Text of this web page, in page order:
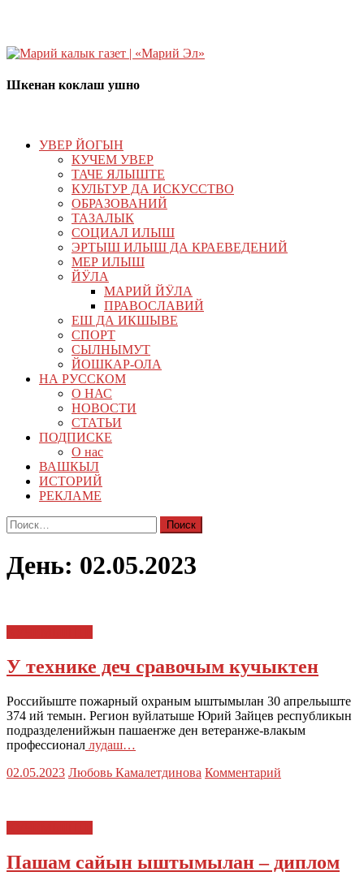
Шкенан коклаш ушно
УВЕР ЙОГЫН
КУЧЕМ УВЕР
ТАЧЕ ЯЛЫШТЕ
КУЛЬТУР ДА ИСКУССТВО
ОБРАЗОВАНИЙ
ТАЗАЛЫК
СОЦИАЛ ИЛЫШ
ЭРТЫШ ИЛЫШ ДА КРАЕВЕДЕНИЙ
МЕР ИЛЫШ
ЙӰЛА
МАРИЙ ЙӰЛА
ПРАВОСЛАВИЙ
ЕШ ДА ИКШЫВЕ
СПОРТ
СЫЛНЫМУТ
ЙОШКАР-ОЛА
НА РУССКОМ
О НАС
НОВОСТИ
СТАТЬИ
ПОДПИСКЕ
О нас
ВАШКЫЛ
ИСТОРИЙ
РЕКЛАМЕ
Найти:
День: 02.05.2023
У технике деч сравочым кучыктен
Российыште пожарный охраным ыштымылан 30 апрельыште
374 ий темын. Регион вуйлатыше Юрий Зайцев республикын
подразделенийжын пашаеҥже ден ветеранже-влакым
профессионал лудаш…
02.05.2023 Любовь Камалетдинова Комментарий
Пашам сайын ыштымылан – диплом